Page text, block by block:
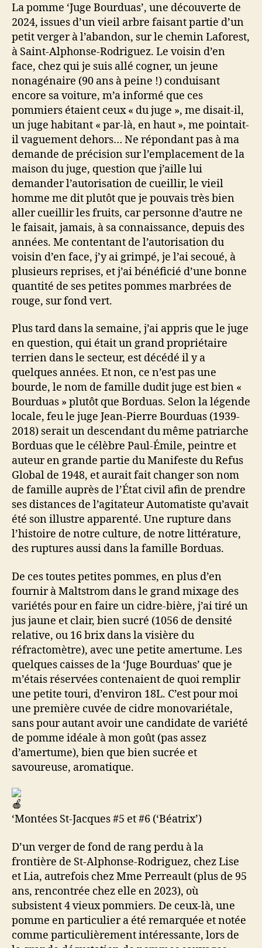
La pomme ‘Juge Bourduas’, une découverte de
2024, issues d’un vieil arbre faisant partie d’un
petit verger à l’abandon, sur le chemin Laforest,
à Saint-Alphonse-Rodriguez. Le voisin d’en
face, chez qui je suis allé cogner, un jeune
nonagénaire (90 ans à peine !) conduisant
encore sa voiture, m’a informé que ces
pommiers étaient ceux « du juge », me disait-il,
un juge habitant « par-là, en haut », me pointait-
il vaguement dehors… Ne répondant pas à ma
demande de précision sur l’emplacement de la
maison du juge, question que j’aille lui
demander l’autorisation de cueillir, le vieil
homme me dit plutôt que je pouvais très bien
aller cueillir les fruits, car personne d’autre ne
le faisait, jamais, à sa connaissance, depuis des
années. Me contentant de l’autorisation du
voisin d’en face, j’y ai grimpé, je l’ai secoué, à
plusieurs reprises, et j’ai bénéficié d’une bonne
quantité de ses petites pommes marbrées de
rouge, sur fond vert.
Plus tard dans la semaine, j’ai appris que le juge
en question, qui était un grand propriétaire
terrien dans le secteur, est décédé il y a
quelques années. Et non, ce n’est pas une
bourde, le nom de famille dudit juge est bien «
Bourduas » plutôt que Borduas. Selon la légende
locale, feu le juge Jean-Pierre Bourduas (1939-
2018) serait un descendant du même patriarche
Borduas que le célèbre Paul-Émile, peintre et
auteur en grande partie du Manifeste du Refus
Global de 1948, et aurait fait changer son nom
de famille auprès de l’État civil afin de prendre
ses distances de l’agitateur Automatiste qu’avait
été son illustre apparenté. Une rupture dans
l’histoire de notre culture, de notre littérature,
des ruptures aussi dans la famille Borduas.
De ces toutes petites pommes, en plus d’en
fournir à Maltstrom dans le grand mixage des
variétés pour en faire un cidre-bière, j’ai tiré un
jus jaune et clair, bien sucré (1056 de densité
relative, ou 16 brix dans la visière du
réfractomètre), avec une petite amertume. Les
quelques caisses de la ‘Juge Bourduas’ que je
m’étais réservées contenaient de quoi remplir
une petite touri, d’environ 18L. C’est pour moi
une première cuvée de cidre monovariétale,
sans pour autant avoir une candidate de variété
de pomme idéale à mon goût (pas assez
d’amertume), bien que bien sucrée et
savoureuse, aromatique.
‘Montées St-Jacques #5 et #6 (‘Béatrix’)
D’un verger de fond de rang perdu à la
frontière de St-Alphonse-Rodriguez, chez Lise
et Lia, autrefois chez Mme Perreault (plus de 95
ans, rencontrée chez elle en 2023), où
subsistent 4 vieux pommiers. De ceux-là, une
pomme en particulier a été remarquée et notée
comme particulièrement intéressante, lors de